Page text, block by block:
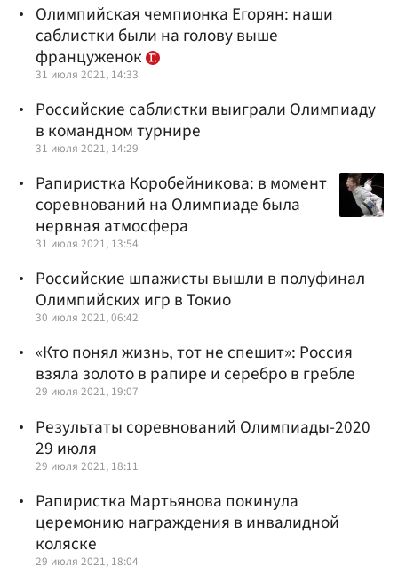
Олимпийская чемпионка Егорян: наши
саблистки были на голову выше
француженок
31 июля 2021, 14:33
Российские саблистки выиграли Олимпиаду
в командном турнире
31 июля 2021, 14:29
Рапиристка Коробейникова: в момент
соревнований на Олимпиаде была
нервная атмосфера
31 июля 2021, 13:54
Российские шпажисты вышли в полуфинал
Олимпийских игр в Токио
30 июля 2021, 06:42
«Кто понял жизнь, тот не спешит»: Россия
взяла золото в рапире и серебро в гребле
29 июля 2021, 19:07
Результаты соревнований Олимпиады-2020
29 июля
29 июля 2021, 18:11
Рапиристка Мартьянова покинула
церемонию награждения в инвалидной
коляске
29 июля 2021, 18:04